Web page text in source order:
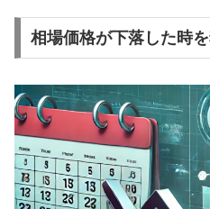
相場価格が下落した時を